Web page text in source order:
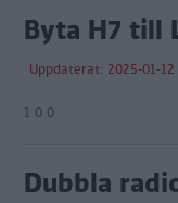
Byta H7 till
Uppdaterat: 2025-01-12
1 0 0
Dubbla